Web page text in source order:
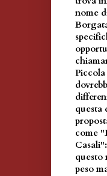
nome
questa
come
questo
peso